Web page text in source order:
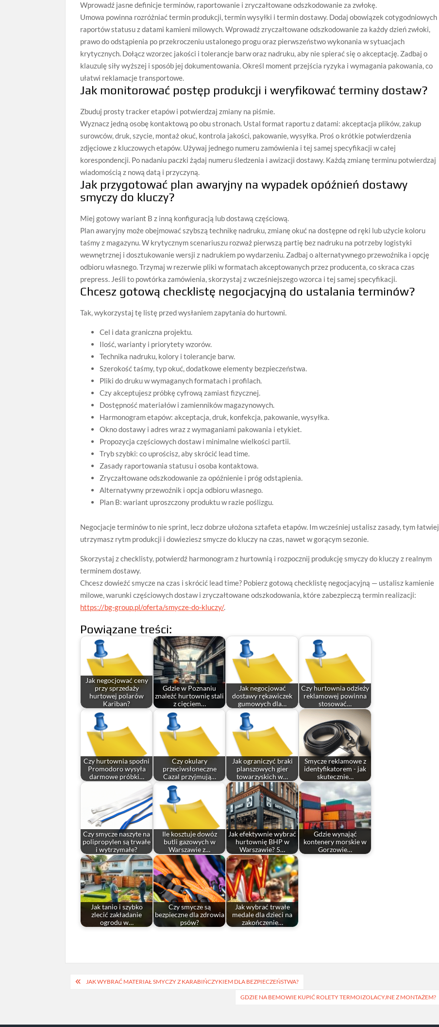
Wprowadź jasne definicje terminów, raportowanie i zryczałtowane odszkodowanie za zwłokę.
Umowa powinna rozróżniać termin produkcji, termin wysyłki i termin dostawy. Dodaj obowiązek cotygodniowych
raportów statusu z datami kamieni milowych. Wprowadź zryczałtowane odszkodowanie za każdy dzień zwłoki,
prawo do odstąpienia po przekroczeniu ustalonego progu oraz pierwszeństwo wykonania w sytuacjach
krytycznych. Dołącz wzorzec jakości i tolerancje barw oraz nadruku, aby nie spierać się o akceptację. Zadbaj o
klauzulę siły wyższej i sposób jej dokumentowania. Określ moment przejścia ryzyka i wymagania pakowania, co
ułatwi reklamacje transportowe.
Jak monitorować postęp produkcji i weryfikować terminy dostaw?
Zbuduj prosty tracker etapów i potwierdzaj zmiany na piśmie.
Wyznacz jedną osobę kontaktową po obu stronach. Ustal format raportu z datami: akceptacja plików, zakup
surowców, druk, szycie, montaż okuć, kontrola jakości, pakowanie, wysyłka. Proś o krótkie potwierdzenia
zdjęciowe z kluczowych etapów. Używaj jednego numeru zamówienia i tej samej specyfikacji w całej
korespondencji. Po nadaniu paczki żądaj numeru śledzenia i awizacji dostawy. Każdą zmianę terminu potwierdzaj
wiadomością z nową datą i przyczyną.
Jak przygotować plan awaryjny na wypadek opóźnień dostawy
smyczy do kluczy?
Miej gotowy wariant B z inną konfiguracją lub dostawą częściową.
Plan awaryjny może obejmować szybszą technikę nadruku, zmianę okuć na dostępne od ręki lub użycie koloru
taśmy z magazynu. W krytycznym scenariuszu rozważ pierwszą partię bez nadruku na potrzeby logistyki
wewnętrznej i dosztukowanie wersji z nadrukiem po wydarzeniu. Zadbaj o alternatywnego przewoźnika i opcję
odbioru własnego. Trzymaj w rezerwie pliki w formatach akceptowanych przez producenta, co skraca czas
prepress. Jeśli to powtórka zamówienia, skorzystaj z wcześniejszego wzorca i tej samej specyfikacji.
Chcesz gotową checklistę negocjacyjną do ustalania terminów?
Tak, wykorzystaj tę listę przed wysłaniem zapytania do hurtowni.
Cel i data graniczna projektu.
Ilość, warianty i priorytety wzorów.
Technika nadruku, kolory i tolerancje barw.
Szerokość taśmy, typ okuć, dodatkowe elementy bezpieczeństwa.
Pliki do druku w wymaganych formatach i profilach.
Czy akceptujesz próbkę cyfrową zamiast fizycznej.
Dostępność materiałów i zamienników magazynowych.
Harmonogram etapów: akceptacja, druk, konfekcja, pakowanie, wysyłka.
Okno dostawy i adres wraz z wymaganiami pakowania i etykiet.
Propozycja częściowych dostaw i minimalne wielkości partii.
Tryb szybki: co uprościsz, aby skrócić lead time.
Zasady raportowania statusu i osoba kontaktowa.
Zryczałtowane odszkodowanie za opóźnienie i próg odstąpienia.
Alternatywny przewoźnik i opcja odbioru własnego.
Plan B: wariant uproszczony produktu w razie poślizgu.
Negocjacje terminów to nie sprint, lecz dobrze ułożona sztafeta etapów. Im wcześniej ustalisz zasady, tym łatwiej
utrzymasz rytm produkcji i dowieziesz smycze do kluczy na czas, nawet w gorącym sezonie.
Skorzystaj z checklisty, potwierdź harmonogram z hurtownią i rozpocznij produkcję smyczy do kluczy z realnym
terminem dostawy.
Chcesz dowieźć smycze na czas i skrócić lead time? Pobierz gotową checklistę negocjacyjną — ustalisz kamienie
milowe, warunki częściowych dostaw i zryczałtowane odszkodowania, które zabezpieczą termin realizacji:
https://bg-group.pl/oferta/smycze-do-kluczy/.
Powiązane treści:
Jak negocjować ceny
przy sprzedaży
hurtowej polarów
Kariban?
Gdzie w Poznaniu
znaleźć hurtownię stali
z cięciem…
Jak negocjować
dostawy rękawiczek
gumowych dla…
Czy hurtownia odzieży
reklamowej powinna
stosować…
Czy hurtownia spodni
Promodoro wysyła
darmowe próbki…
Czy okulary
przeciwsłoneczne
Cazal przyjmują…
Jak ograniczyć braki
planszowych gier
towarzyskich w…
Smycze reklamowe z
identyfikatorem - jak
skutecznie…
Czy smycze naszyte na
polipropylen są trwałe
i wytrzymałe?
Ile kosztuje dowóz
butli gazowych w
Warszawie z…
Jak efektywnie wybrać
hurtownię BHP w
Warszawie? 5…
Gdzie wynająć
kontenery morskie w
Gorzowie…
Jak tanio i szybko
zlecić zakładanie
ogrodu w…
Czy smycze są
bezpieczne dla zdrowia
psów?
Jak wybrać trwałe
medale dla dzieci na
zakończenie…
Nawigacja
JAK WYBRAĆ MATERIAŁ SMYCZY Z KARABIŃCZYKIEM DLA BEZPIECZEŃSTWA?
GDZIE NA BEMOWIE KUPIĆ ROLETY TERMOIZOLACYJNE Z MONTAŻEM?